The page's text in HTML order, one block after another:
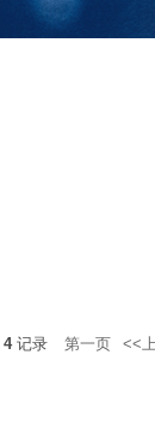
4记录 第一页 <<